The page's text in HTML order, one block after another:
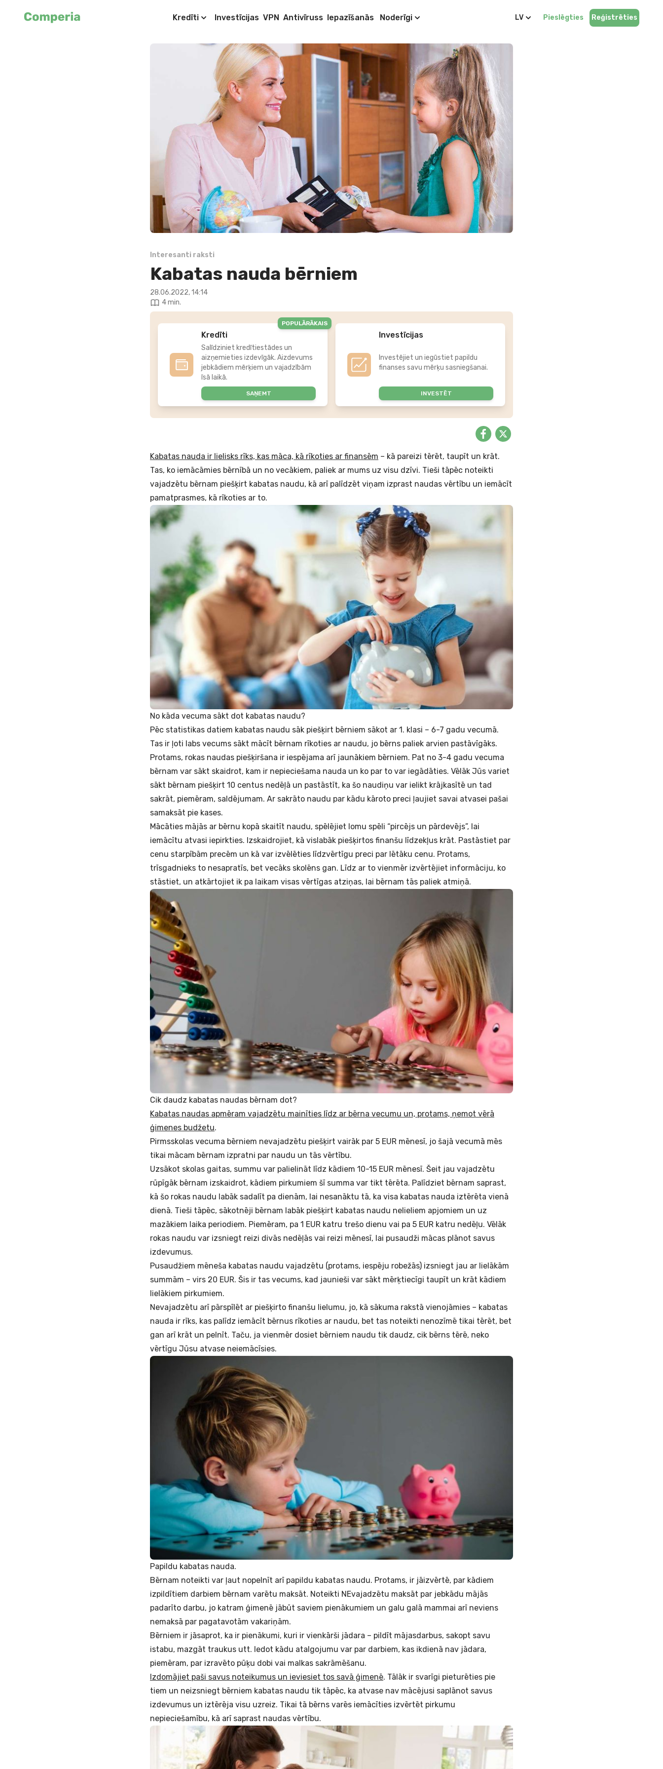
Kredīti Investīcijas VPN Antivīruss Iepazīšanās Noderīgi LV Pieslēgties Reģistrēties
Interesanti raksti
Kabatas nauda bērniem
28.06.2022, 14:14
4 min.
Kredīti
Salīdziniet kredītiestādes un
aizņemieties izdevīgāk. Aizdevums
jebkādiem mērķiem un vajadzībām
īsā laikā.
SAŅEMT
POPULĀRĀKAIS
Investīcijas
Investējiet un iegūstiet papildu
finanses savu mērķu sasniegšanai.
INVESTĒT
Kabatas nauda ir lielisks rīks, kas māca, kā rīkoties ar finansēm – kā pareizi tērēt, taupīt un krāt.
Tas, ko iemācāmies bērnībā un no vecākiem, paliek ar mums uz visu dzīvi. Tieši tāpēc noteikti
vajadzētu bērnam piešķirt kabatas naudu, kā arī palīdzēt viņam izprast naudas vērtību un iemācīt
pamatprasmes, kā rīkoties ar to.
No kāda vecuma sākt dot kabatas naudu?
Pēc statistikas datiem kabatas naudu sāk piešķirt bērniem sākot ar 1. klasi – 6-7 gadu vecumā.
Tas ir ļoti labs vecums sākt mācīt bērnam rīkoties ar naudu, jo bērns paliek arvien pastāvīgāks.
Protams, rokas naudas piešķiršana ir iespējama arī jaunākiem bērniem. Pat no 3-4 gadu vecuma
bērnam var sākt skaidrot, kam ir nepieciešama nauda un ko par to var iegādāties. Vēlāk Jūs variet
sākt bērnam piešķirt 10 centus nedēļā un pastāstīt, ka šo naudiņu var ielikt krājkasītē un tad
sakrāt, piemēram, saldējumam. Ar sakrāto naudu par kādu kāroto preci ļaujiet savai atvasei pašai
samaksāt pie kases.
Mācāties mājās ar bērnu kopā skaitīt naudu, spēlējiet lomu spēli “pircējs un pārdevējs”, lai
iemācītu atvasi iepirkties. Izskaidrojiet, kā vislabāk piešķirtos finanšu līdzekļus krāt. Pastāstiet par
cenu starpībām precēm un kā var izvēlēties līdzvērtīgu preci par lētāku cenu. Protams,
trīsgadnieks to nesapratīs, bet vecāks skolēns gan. Līdz ar to vienmēr izvērtējiet informāciju, ko
stāstiet, un atkārtojiet ik pa laikam visas vērtīgas atziņas, lai bērnam tās paliek atmiņā.
Cik daudz kabatas naudas bērnam dot?
Kabatas naudas apmēram vajadzētu mainīties līdz ar bērna vecumu un, protams, ņemot vērā
ģimenes budžetu.
Pirmsskolas vecuma bērniem nevajadzētu piešķirt vairāk par 5 EUR mēnesī, jo šajā vecumā mēs
tikai mācam bērnam izpratni par naudu un tās vērtību.
Uzsākot skolas gaitas, summu var palielināt līdz kādiem 10-15 EUR mēnesī. Šeit jau vajadzētu
rūpīgāk bērnam izskaidrot, kādiem pirkumiem šī summa var tikt tērēta. Palīdziet bērnam saprast,
kā šo rokas naudu labāk sadalīt pa dienām, lai nesanāktu tā, ka visa kabatas nauda iztērēta vienā
dienā. Tieši tāpēc, sākotnēji bērnam labāk piešķirt kabatas naudu nelieliem apjomiem un uz
mazākiem laika periodiem. Piemēram, pa 1 EUR katru trešo dienu vai pa 5 EUR katru nedēļu. Vēlāk
rokas naudu var izsniegt reizi divās nedēļās vai reizi mēnesī, lai pusaudži mācas plānot savus
izdevumus.
Pusaudžiem mēneša kabatas naudu vajadzētu (protams, iespēju robežās) izsniegt jau ar lielākām
summām – virs 20 EUR. Šis ir tas vecums, kad jaunieši var sākt mērķtiecīgi taupīt un krāt kādiem
lielākiem pirkumiem.
Nevajadzētu arī pārspīlēt ar piešķirto finanšu lielumu, jo, kā sākuma rakstā vienojāmies – kabatas
nauda ir rīks, kas palīdz iemācīt bērnus rīkoties ar naudu, bet tas noteikti nenozīmē tikai tērēt, bet
gan arī krāt un pelnīt. Taču, ja vienmēr dosiet bērniem naudu tik daudz, cik bērns tērē, neko
vērtīgu Jūsu atvase neiemācīsies.
Papildu kabatas nauda.
Bērnam noteikti var ļaut nopelnīt arī papildu kabatas naudu. Protams, ir jāizvērtē, par kādiem
izpildītiem darbiem bērnam varētu maksāt. Noteikti NEvajadzētu maksāt par jebkādu mājās
padarīto darbu, jo katram ģimenē jābūt saviem pienākumiem un galu galā mammai arī neviens
nemaksā par pagatavotām vakariņām.
Bērniem ir jāsaprot, ka ir pienākumi, kuri ir vienkārši jādara – pildīt mājasdarbus, sakopt savu
istabu, mazgāt traukus utt. Iedot kādu atalgojumu var par darbiem, kas ikdienā nav jādara,
piemēram, par izravēto pūķu dobi vai malkas sakrāmēšanu.
Izdomājiet paši savus noteikumus un ieviesiet tos savā ģimenē. Tālāk ir svarīgi pieturēties pie
tiem un neizsniegt bērniem kabatas naudu tik tāpēc, ka atvase nav mācējusi saplānot savus
izdevumus un iztērēja visu uzreiz. Tikai tā bērns varēs iemācīties izvērtēt pirkumu
nepieciešamību, kā arī saprast naudas vērtību.